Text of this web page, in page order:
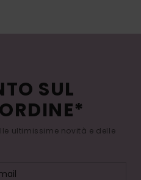
SUL
ultimissime novità e delle